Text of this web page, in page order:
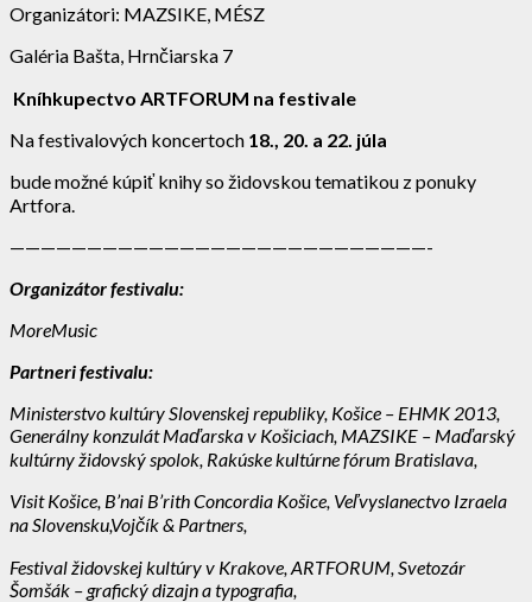
Organizátori: MAZSIKE, MÉSZ
Galéria Bašta, Hrnčiarska 7
Kníhkupectvo ARTFORUM na festivale
Na festivalových koncertoch 18., 20. a 22. júla
bude možné kúpiť knihy so židovskou tematikou z ponuky
Artfora.
———————————————————————————-
Organizátor festivalu:
MoreMusic
Partneri festivalu:
Ministerstvo kultúry Slovenskej republiky, Košice – EHMK 2013,
Generálny konzulát Maďarska v Košiciach, MAZSIKE – Maďarský
kultúrny židovský spolok, Rakúske kultúrne fórum Bratislava,
Visit Košice, B’nai B’rith Concordia Košice, Veľvyslanectvo Izraela
na Slovensku,Vojčík & Partners,
Festival židovskej kultúry v Krakove, ARTFORUM, Svetozár
Šomšák – grafický dizajn a typografia,